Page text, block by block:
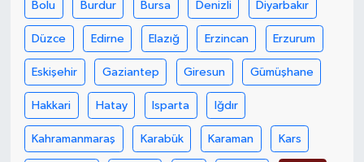
Bolu Burdur Bursa Denizli Diyarbakır
Düzce Edirne Elazığ Erzincan Erzurum
Eskişehir Gaziantep Giresun Gümüşhane
Hakkari Hatay Isparta Iğdır
Kahramanmaraş Karabük Karaman Kars